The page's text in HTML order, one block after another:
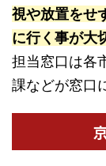
視や放置をせ
に行く事が大
担当窓口は各
課などが窓口